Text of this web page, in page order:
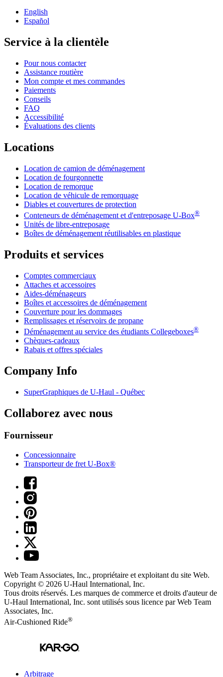
English
Español
Service à la clientèle
Pour nous contacter
Assistance routière
Mon compte et mes commandes
Paiements
Conseils
FAQ
Accessibilité
Évaluations des clients
Locations
Location de camion de déménagement
Location de fourgonnette
Location de remorque
Location de véhicule de remorquage
Diables et couvertures de protection
Conteneurs de déménagement et d'entreposage U-Box®
Unités de libre-entreposage
Boîtes de déménagement réutilisables en plastique
Produits et services
Comptes commerciaux
Attaches et accessoires
Aides-déménageurs
Boîtes et accessoires de déménagement
Couverture pour les dommages
Remplissages et réservoirs de propane
Déménagement au service des étudiants Collegeboxes®
Chèques-cadeaux
Rabais et offres spéciales
Company Info
SuperGraphiques de U-Haul - Québec
Collaborez avec nous
Fournisseur
Concessionnaire
Transporteur de fret U-Box®
Web Team Associates, Inc., propriétaire et exploitant du site Web.
Copyright © 2026 U-Haul International, Inc.
Tous droits réservés. Les marques de commerce et droits d'auteur de
U-Haul International, Inc. sont utilisés sous licence par Web Team
Associates, Inc.
Air-Cushioned Ride®
Arbitrage